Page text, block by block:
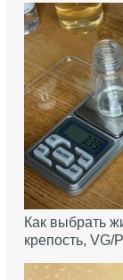
Как выбрать
крепость, VG/